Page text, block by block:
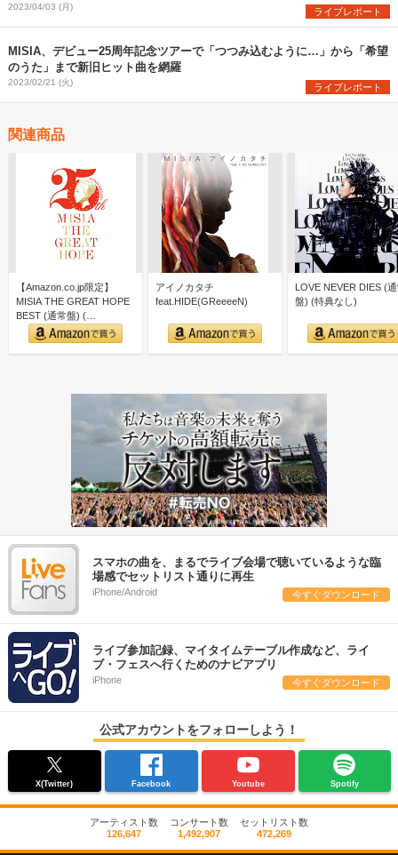
2023/04/03 (月) ライブレポート
MISIA、デビュー25周年記念ツアーで「つつみ込むように…」から「希望
のうた」まで新旧ヒット曲を網羅
2023/02/21 (火) ライブレポート
関連商品
【Amazon.co.jp限定】
MISIA THE GREAT HOPE
BEST (通常盤) (…
アイノカタチ
feat.HIDE(GReeeeN)
LOVE NEVER DIES (
盤) (特典なし)
スマホの曲を、まるでライブ会場で聴いているような臨
場感でセットリスト通りに再生
iPhone/Android 今すぐダウンロード
ライブ参加記録、マイタイムテーブル作成など、ライ
ブ・フェスへ行くためのナビアプリ
iPhone 今すぐダウンロード
公式アカウントをフォローしよう！
X(Twitter) Facebook Youtube Spotify
アーティスト数
126,647
コンサート数
1,492,907
セットリスト数
472,269